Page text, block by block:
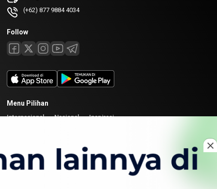
(+62) 877 9884 4034
Follow
Menu Pilihan
Internasional Nasional Inspirasi
Redaksi Kirim Karya
Copyright © 2026 Analisa. All rights reserved.